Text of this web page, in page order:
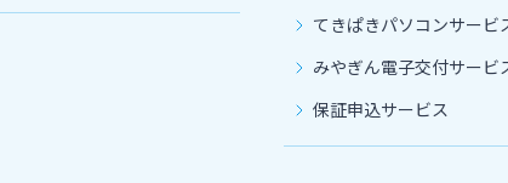
てきぱきパソコンサービ
みやぎん電子交付サービ
保証申込サービス